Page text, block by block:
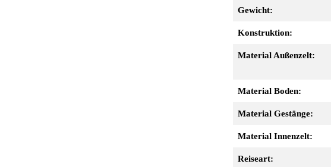
Gewicht:
Konstruktion:
Material Außenzelt:
Material Boden:
Material Gestänge:
Material Innenzelt:
Reiseart: